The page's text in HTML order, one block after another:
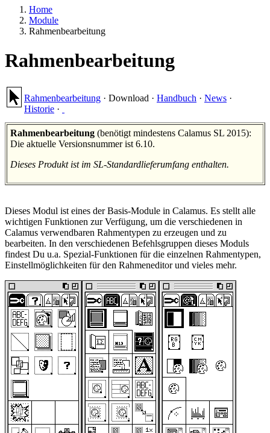
Home
Module
Rahmenbearbeitung
Rahmenbearbeitung
Rahmenbearbeitung · Download · Handbuch · News ·
Historie ·
Rahmenbearbeitung (benötigt mindestens Calamus SL 2015):
Die aktuelle Versionsnummer ist 6.10.
Dieses Produkt ist im SL-Standardlieferumfang enthalten.
Dieses Modul ist eines der Basis-Module in Calamus. Es stellt alle
wichtigen Funktionen zur Verfügung, um die verschiedenen in
Calamus verwendbaren Rahmentypen zu erzeugen und zu
bearbeiten. In den verschiedenen Befehlsgruppen dieses Moduls
findest Du u.a. Spezial-Funktionen für die einzelnen Rahmentypen,
Einstellmöglichkeiten für den Rahmeneditor und vieles mehr.